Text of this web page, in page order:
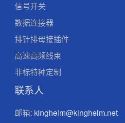
信号开关
数据连接器
排针排母接插件
高速高频线束
非标特种定制
联系人
邮箱: kinghelm@kinghelm.net